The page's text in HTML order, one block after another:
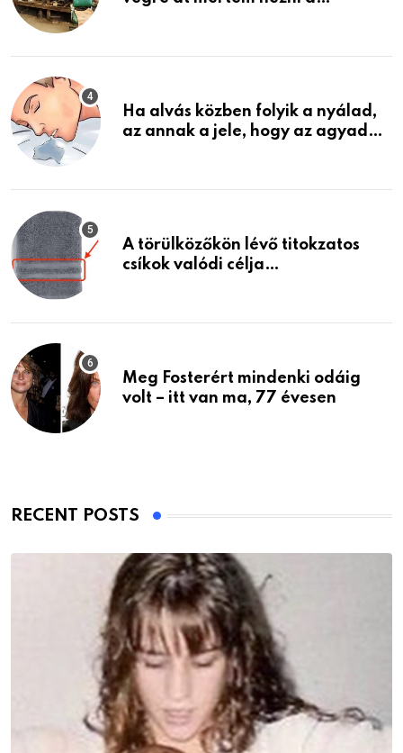
életemet
Ha alvás közben folyik a nyálad,
az annak a jele, hogy az agyad…
A törülközőkön lévő titokzatos
csíkok valódi célja…
Meg Fosterért mindenki odáig
volt – itt van ma, 77 évesen
RECENT POSTS